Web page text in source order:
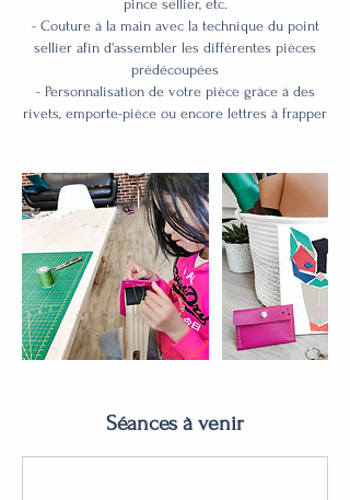
pince sellier, etc.
- Couture à la main avec la technique du point
sellier afin d'assembler les différentes pièces
prédécoupées
- Personnalisation de votre pièce grâce à des
rivets, emporte-pièce ou encore lettres à frapper
Séances à venir